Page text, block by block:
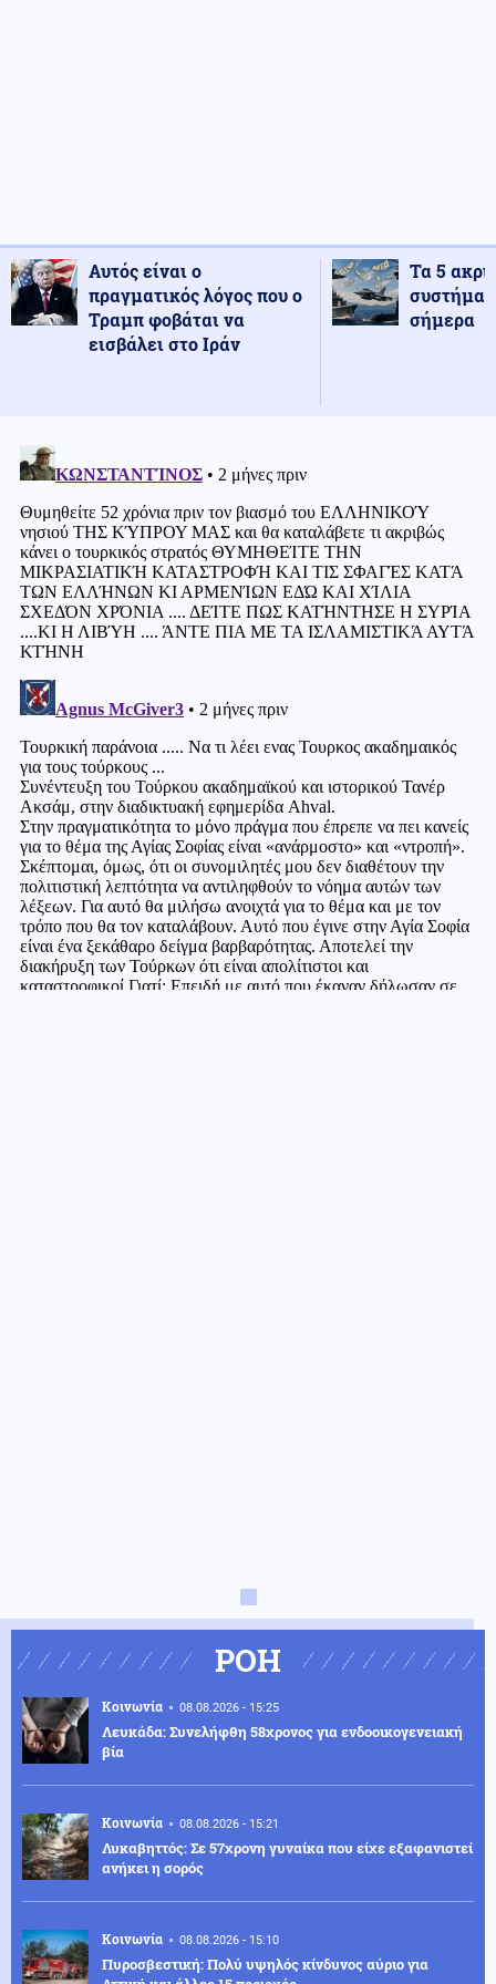
Αυτός είναι ο
πραγματικός λόγος που ο
Τραμπ φοβάται να
εισβάλει στο Ιράν
Τα 5
σήμερα
ΡΟΗ
Κοινωνία 08.08.2026 - 15:25
Λευκάδα: Συνελήφθη 58χρονος για ενδοοικογενειακή
βία
Κοινωνία 08.08.2026 - 15:21
Λυκαβηττός: Σε 57χρονη γυναίκα που είχε εξαφανιστεί
ανήκει η σορός
Κοινωνία 08.08.2026 - 15:10
Πυροσβεστική: Πολύ υψηλός κίνδυνος αύριο για